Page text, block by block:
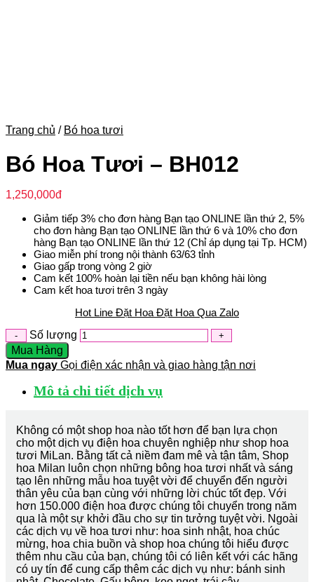
Trang chủ / Bó hoa tươi
Bó Hoa Tươi – BH012
1,250,000đ
Giảm tiếp 3% cho đơn hàng Bạn tạo ONLINE lần thứ 2, 5%
cho đơn hàng Bạn tạo ONLINE lần thứ 6 và 10% cho đơn
hàng Bạn tạo ONLINE lần thứ 12 (Chỉ áp dụng tại Tp. HCM)
Giao miễn phí trong nội thành 63/63 tỉnh
Giao gấp trong vòng 2 giờ
Cam kết 100% hoàn lại tiền nếu bạn không hài lòng
Cam kết hoa tươi trên 3 ngày
Hot Line Đặt Hoa Đặt Hoa Qua Zalo
Số lượng
Mua Hàng
Mua ngay Gọi điện xác nhận và giao hàng tận nơi
Mô tả chi tiết dịch vụ
Không có một shop hoa nào tốt hơn để bạn lựa chọn
cho một dịch vụ điện hoa chuyên nghiệp như shop hoa
tươi MiLan. Bằng tất cả niềm đam mê và tận tâm, Shop
hoa Milan luôn chọn những bông hoa tươi nhất và sáng
tạo lên những mẫu hoa tuyệt vời để chuyển đến người
thân yêu của bạn cùng với những lời chúc tốt đẹp. Với
hơn 150.000 điện hoa được chúng tôi chuyển trong năm
qua là một sự khởi đầu cho sự tin tưởng tuyệt vời. Ngoài
các dịch vụ về hoa tươi như: hoa sinh nhật, hoa chúc
mừng, hoa chia buồn và shop hoa chúng tôi hiểu được
thêm nhu cầu của bạn, chúng tôi có liên kết với các hãng
có uy tín để cung cấp thêm các dịch vụ như: bánh sinh